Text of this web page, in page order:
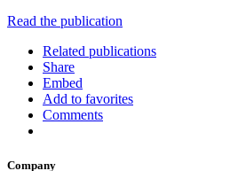
Read the publication
Related publications
Share
Embed
Add to favorites
Comments
Company